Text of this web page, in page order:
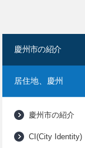
慶州市の紹介
慶州市の紹介
CI(City Identity)
居住地、慶州